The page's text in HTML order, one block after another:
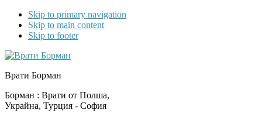
Skip to primary navigation
Skip to main content
Skip to footer
Врати Борман
Борман : Врати от Полша,
Украйна, Турция - София